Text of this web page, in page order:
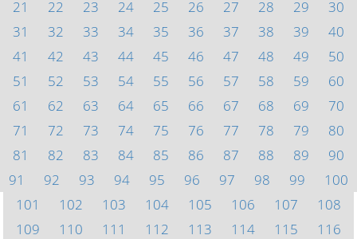
21
22 23 24 25 26 27 28 29
30
31
32 33 34 35 36 37 38 39
40
41
42 43 44 45 46 47 48 49
50
51
52 53 54 55 56 57 58 59
60
61
62 63 64 65 66 67 68 69
70
71
72 73 74 75 76 77 78 79
80
81
82 83 84 85 86 87 88 89
90
91
92 93 94 95 96 97 98 99
100
101
102 103 104 105 106 107
108
109
110 111 112 113 114 115
116